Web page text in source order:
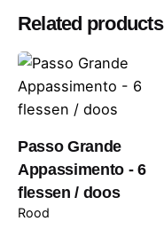
Related products
Passo Grande
Appassimento - 6
flessen / doos
Rood